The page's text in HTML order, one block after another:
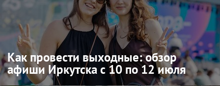
Как провести выходные: обзор
афиши Иркутска с 10 по 12 июля